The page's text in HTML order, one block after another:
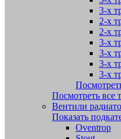
3-х
2-х
2-х
3-х
3-х
3-х
3-х
Посмотреть все
Вентили
Показать
Oventrop